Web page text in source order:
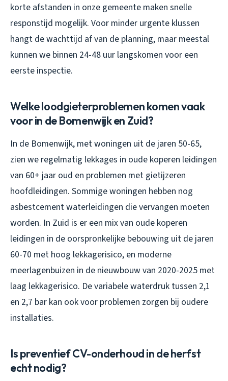
korte afstanden in onze gemeente maken snelle
responstijd mogelijk. Voor minder urgente klussen
hangt de wachttijd af van de planning, maar meestal
kunnen we binnen 24-48 uur langskomen voor een
eerste inspectie.
Welke loodgieterproblemen komen vaak
voor in de Bomenwijk en Zuid?
In de Bomenwijk, met woningen uit de jaren 50-65,
zien we regelmatig lekkages in oude koperen leidingen
van 60+ jaar oud en problemen met gietijzeren
hoofdleidingen. Sommige woningen hebben nog
asbestcement waterleidingen die vervangen moeten
worden. In Zuid is er een mix van oude koperen
leidingen in de oorspronkelijke bebouwing uit de jaren
60-70 met hoog lekkagerisico, en moderne
meerlagenbuizen in de nieuwbouw van 2020-2025 met
laag lekkagerisico. De variabele waterdruk tussen 2,1
en 2,7 bar kan ook voor problemen zorgen bij oudere
installaties.
Is preventief CV-onderhoud in de herfst
echt nodig?